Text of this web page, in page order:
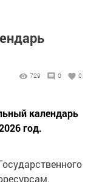
729 0 0
календарь
год.